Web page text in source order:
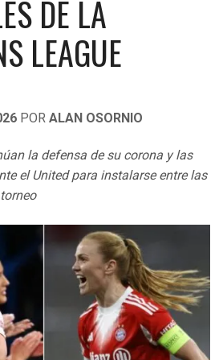
DE LA
LEAGUE
POR ALAN OSORNIO
la defensa de su corona y las
el United para instalarse entre las